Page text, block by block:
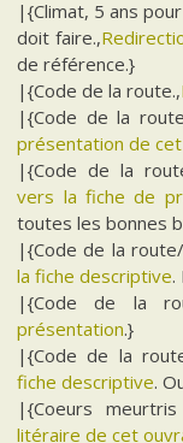
|{Climat, 5 ans
doit faire.,
de référence.}
|{Code de la route.,
|{Code de la
présentation de
|{Code de la
vers la fiche de
toutes les bonnes
|{Code de la
la fiche descriptive.
|{Code de la
présentation.}
|{Code de la
fiche descriptive.
|{Coeurs
litéraire de cet